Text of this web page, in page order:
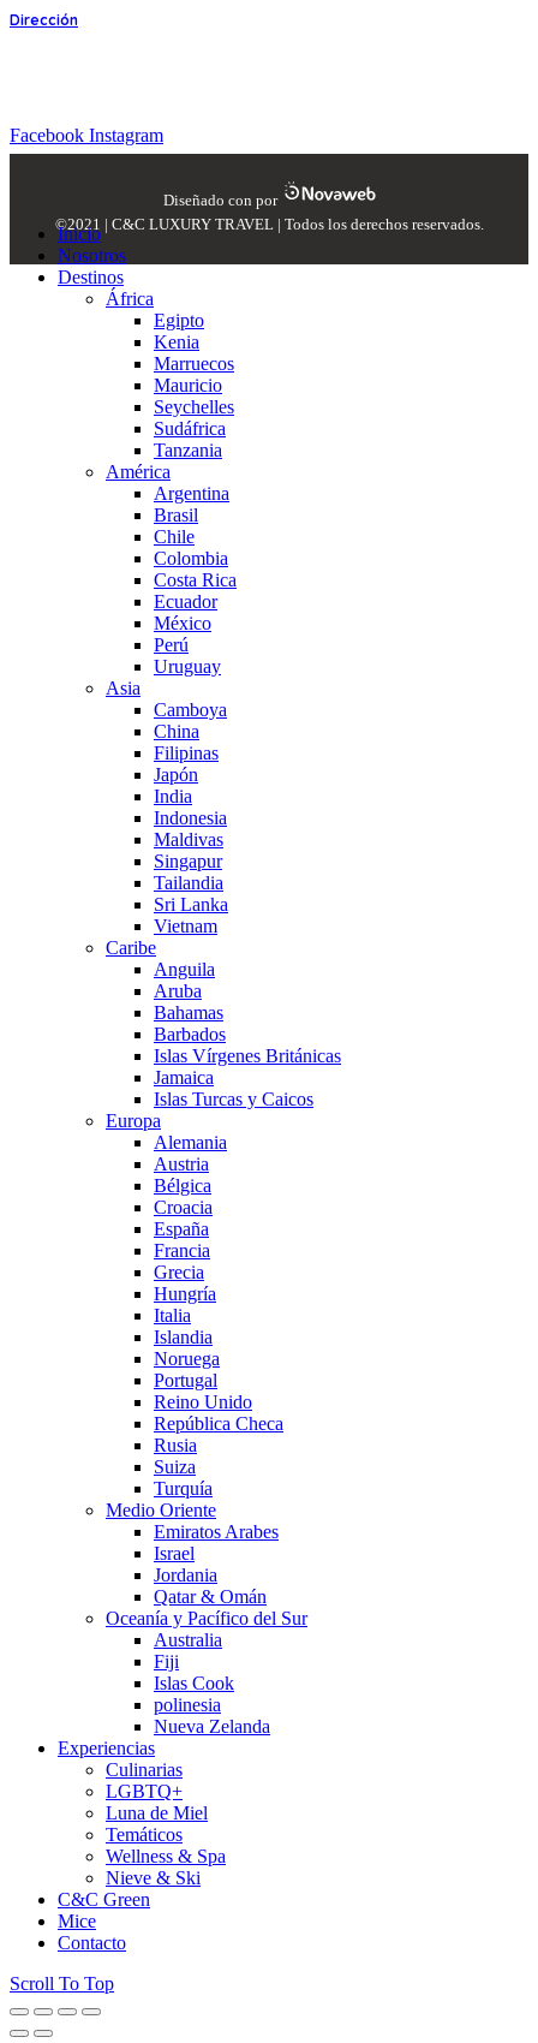
Dirección
Facebook Instagram
Diseñado con por
©2021 | C&C LUXURY TRAVEL | Todos los derechos reservados.
Inicio
Nosotros
Destinos
África
Egipto
Kenia
Marruecos
Mauricio
Seychelles
Sudáfrica
Tanzania
América
Argentina
Brasil
Chile
Colombia
Costa Rica
Ecuador
México
Perú
Uruguay
Asia
Camboya
China
Filipinas
Japón
India
Indonesia
Maldivas
Singapur
Tailandia
Sri Lanka
Vietnam
Caribe
Anguila
Aruba
Bahamas
Barbados
Islas Vírgenes Británicas
Jamaica
Islas Turcas y Caicos
Europa
Alemania
Austria
Bélgica
Croacia
España
Francia
Grecia
Hungría
Italia
Islandia
Noruega
Portugal
Reino Unido
República Checa
Rusia
Suiza
Turquía
Medio Oriente
Emiratos Arabes
Israel
Jordania
Qatar & Omán
Oceanía y Pacífico del Sur
Australia
Fiji
Islas Cook
polinesia
Nueva Zelanda
Experiencias
Culinarias
LGBTQ+
Luna de Miel
Temáticos
Wellness & Spa
Nieve & Ski
C&C Green
Mice
Contacto
Scroll To Top